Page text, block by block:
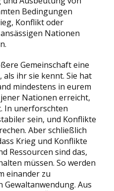
Bedingungen
Konflikt oder
Nationen
Gemeinschaft eine
ihr sie kennt. Sie hat
mindestens in eurem
Nationen erreicht,
In unerforschten
sein, und Konflikte
Aber schließlich
Krieg und Konflikte
Ressourcen sind das,
müssen. So werden
einander zu
Gewaltanwendung. Aus